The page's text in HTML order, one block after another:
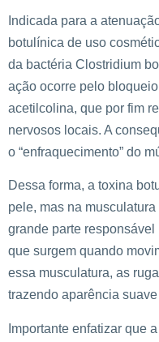
Indicada para a
botulínica de uso
da bactéria Clostridium
ação ocorre pelo
acetilcolina, que por fim
nervosos locais. A
o “enfraquecimento” do
Dessa forma, a toxina
pele, mas na
grande parte
que surgem quando
essa musculatura, as
trazendo aparência
Importante enfatizar que